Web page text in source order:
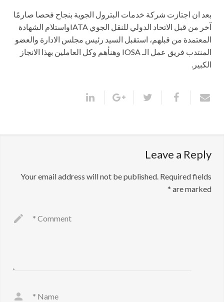
بعد ان اجتازت شركة خدمات البترول الجوية بنجاح فحصا صارمًا
آخر من قبل الاتحاد الدولي للنقل الجوي IATAواستلام الشهادة
المعتمدة من قبلهم، استقبل السيد رئيس مجلس الادارة والعضو
المنتدب فريق عمل الـ IOSA وهنأهم وكل العاملين بهذا الانجاز
الكبير.
Leave a Reply
Your email address will not be published. Required fields
are marked
*
Comment
*
Name
*